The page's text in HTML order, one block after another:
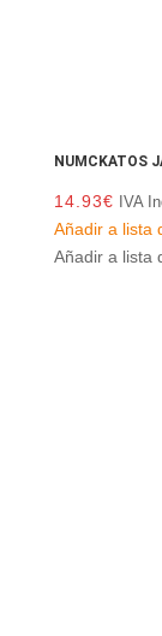
NUMCKATOS
14.93€ IVA
Añadir a lista
Añadir a lista